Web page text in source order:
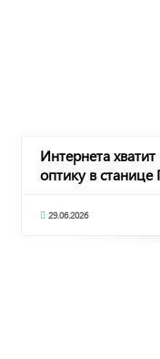
Интернета
оптику в станице
29.06.2026